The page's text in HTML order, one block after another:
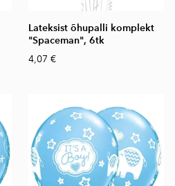
Lateksist õhupalli komplekt
"Spaceman", 6tk
4,07 €